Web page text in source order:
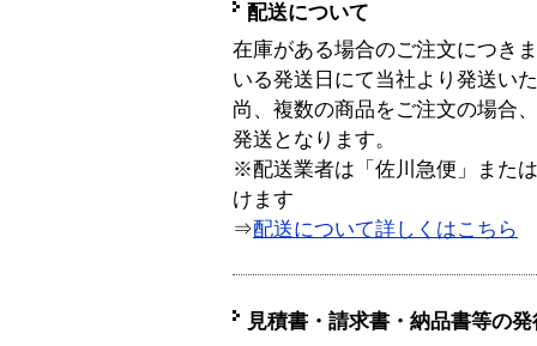
配送について
在庫がある場合のご注文につき
いる発送日にて当社より発送い
尚、複数の商品をご注文の場合
発送となります。
※配送業者は「佐川急便」また
けます
⇒配送について詳しくはこちら
見積書・請求書・納品書等の